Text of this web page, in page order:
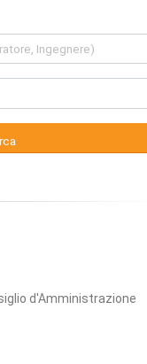
d'Amministrazione